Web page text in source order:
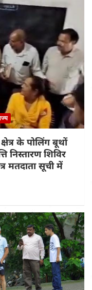
के पोलिंग बूथों
शिविर
मतदाता सूची में